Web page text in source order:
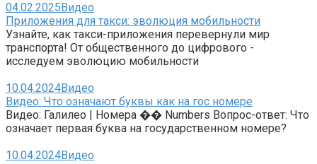
04.02.2025 Видео
Приложения для такси: эволюция мобильности
Узнайте, как такси-приложения перевернули мир
транспорта! От общественного до цифрового -
исследуем эволюцию мобильности
10.04.2024Видео
Видео: Что означают буквы как на гос номере
Видео: Галилео | Номера �� Numbers Вопрос-ответ: Что
означает первая буква на государственном номере?
10.04.2024Видео